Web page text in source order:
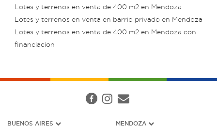
Lotes y terrenos en venta de 400 m2 en Mendoza
Lotes y terrenos en venta en barrio privado en Mendoza
Lotes y terrenos en venta de 400 m2 en Mendoza con
financiacion
BUENOS AIRES MENDOZA